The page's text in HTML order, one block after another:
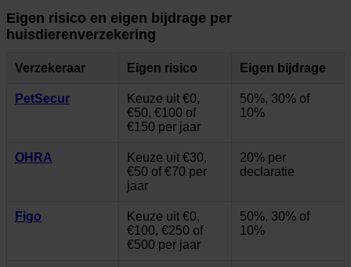
Eigen risico en eigen bijdrage per
huisdierenverzekering
Verzekeraar Eigen risico Eigen bijdrage
PetSecur
Keuze uit €0,
€50, €100 of
€150 per jaar
50%, 30% of
10%
OHRA
Keuze uit €30,
€50 of €70 per
jaar
20% per
declaratie
Figo
Keuze uit €0,
€100, €250 of
€500 per jaar
50%, 30% of
10%